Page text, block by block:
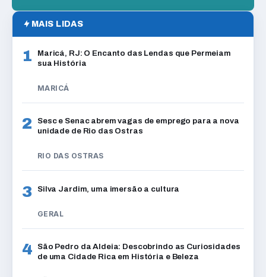
MAIS LIDAS
1
Maricá, RJ: O Encanto das Lendas que Permeiam
sua História
MARICÁ
2
Sesc e Senac abrem vagas de emprego para a nova
unidade de Rio das Ostras
RIO DAS OSTRAS
3 Silva Jardim, uma imersão a cultura
GERAL
4
São Pedro da Aldeia: Descobrindo as Curiosidades
de uma Cidade Rica em História e Beleza